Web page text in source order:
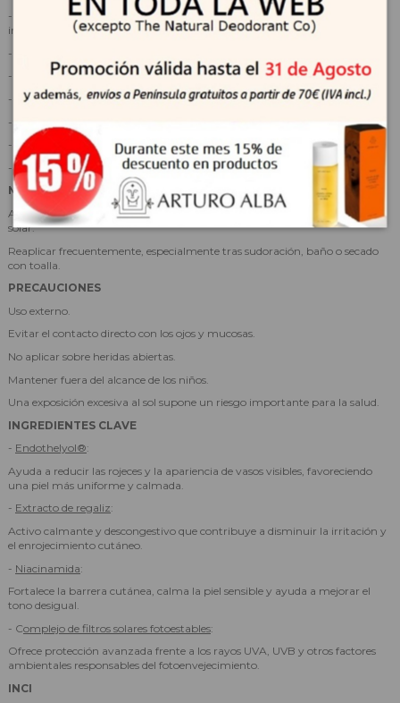
- Protección solar muy alta SPF50+ frente a UVA, UVB, luz visible e
infrarrojos.
- Ayuda a reducir rojeces y sensación de calor.
- Mejora la microcirculación y disminuye la visibilidad de los capilares.
- Calma y descongestiona la piel sensible.
- Ayuda a unificar el tono y prevenir manchas.
- Textura ligera, no comedogénica y sin perfume.
- Apto para embarazadas, lactancia y mayores de 10 años.
MODO DE EMPLEO
Aplicar por la mañana sobre el rostro limpio y seco antes de la exposición
solar.
Reaplicar frecuentemente, especialmente tras sudoración, baño o secado
con toalla.
PRECAUCIONES
Uso externo.
Evitar el contacto directo con los ojos y mucosas.
No aplicar sobre heridas abiertas.
Mantener fuera del alcance de los niños.
Una exposición excesiva al sol supone un riesgo importante para la salud.
INGREDIENTES CLAVE
- Endothelyol®:
Ayuda a reducir las rojeces y la apariencia de vasos visibles, favoreciendo
una piel más uniforme y calmada.
- Extracto de regaliz:
Activo calmante y descongestivo que contribuye a disminuir la irritación y
el enrojecimiento cutáneo.
- Niacinamida:
Fortalece la barrera cutánea, calma la piel sensible y ayuda a mejorar el
tono desigual.
- Complejo de filtros solares fotoestables:
Ofrece protección avanzada frente a los rayos UVA, UVB y otros factores
ambientales responsables del fotoenvejecimiento.
INCI